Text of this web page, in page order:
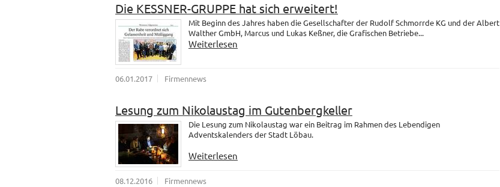
Die KESSNER-GRUPPE hat sich erweitert!
Mit Beginn des Jahres haben die Gesellschafter der Rudolf Schmorrde KG und der Albert
Walther GmbH, Marcus und Lukas Keßner, die Grafischen Betriebe...
Weiterlesen
06.01.2017 Firmennews
Lesung zum Nikolaustag im Gutenbergkeller
Die Lesung zum Nikolaustag war ein Beitrag im Rahmen des Lebendigen
Adventskalenders der Stadt Löbau.
Weiterlesen
08.12.2016 Firmennews